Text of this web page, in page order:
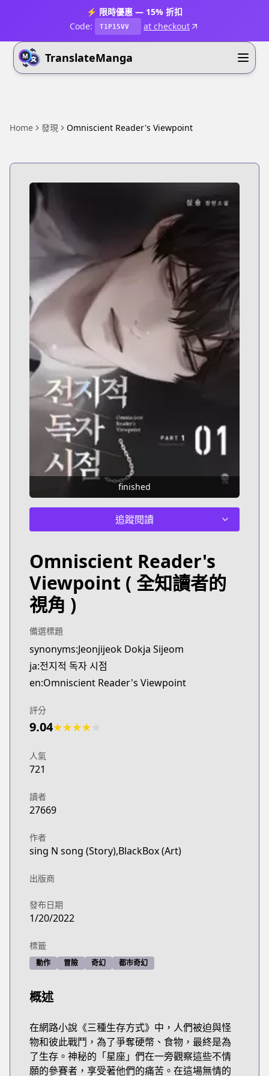
⚡ 限時優惠 — 15% 折扣
Code:
T1P15VV at checkout
TranslateManga
Home 發現 Omniscient Reader's Viewpoint
finished
追蹤閱讀
Omniscient Reader's
Viewpoint ( 全知讀者的
視角 )
備選標題
synonyms:Jeonjijeok Dokja Sijeom
ja:전지적 독자 시점
en:Omniscient Reader's Viewpoint
評分
9.04★★★★
人氣
721
讀者
27669
作者
sing N song (Story),BlackBox (Art)
出版商
發布日期
1/20/2022
標籤
動作 冒險 奇幻 都市奇幻
概述
在網路小說《三種生存方式》中，人們被迫與怪
物和彼此戰鬥，為了爭奪硬幣、食物，最終是為
了生存。神秘的「星座」們在一旁觀察這些不情
願的參賽者，享受著他們的痛苦。在這場無情的